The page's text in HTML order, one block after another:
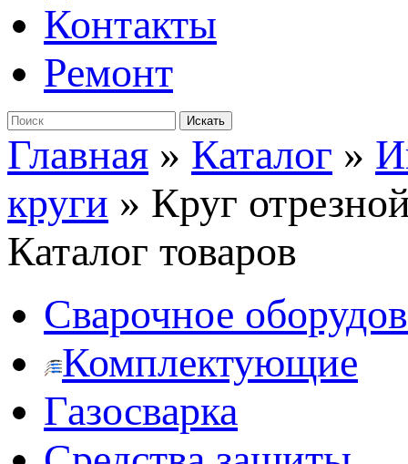
Контакты
Ремонт
Главная » Каталог »
круги » Круг
Каталог товаров
Сварочное
Комплектующие
Газосварка